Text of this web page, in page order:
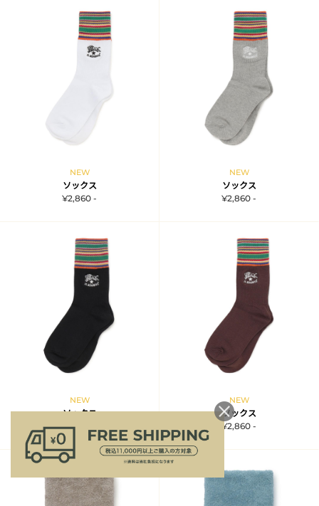
NEW
ソックス
¥2,860 -
NEW
ソックス
¥2,860 -
NEW
ソックス
¥2,860 -
NEW
ソックス
¥2,860 -